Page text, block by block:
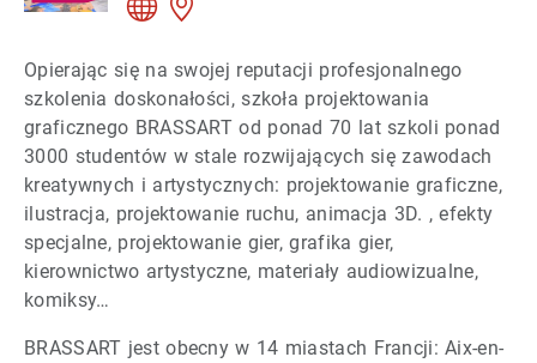
Opierając się na swojej reputacji profesjonalnego
szkolenia doskonałości, szkoła projektowania
graficznego BRASSART od ponad 70 lat szkoli ponad
3000 studentów w stale rozwijających się zawodach
kreatywnych i artystycznych: projektowanie graficzne,
ilustracja, projektowanie ruchu, animacja 3D. , efekty
specjalne, projektowanie gier, grafika gier,
kierownictwo artystyczne, materiały audiowizualne,
komiksy…
BRASSART jest obecny w 14 miastach Francji: Aix-en-